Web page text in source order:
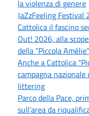
la violenza di genere
JaZzFeeling
Cattolica il fascino
Out! 2026, alla
della "Piccola Amélie"
Anche a Cattolica
campagna
littering
Parco della Pace,
sull’area da